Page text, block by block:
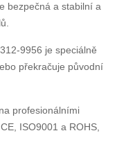
bezpečná a stabilní a
9956 je speciálně
překračuje původní
profesionálními
ISO9001 a ROHS,